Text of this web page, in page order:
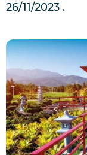
26/11/2023